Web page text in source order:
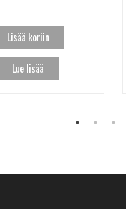
Lisää koriin
Lue lisää